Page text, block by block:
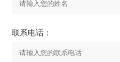
联系电话：